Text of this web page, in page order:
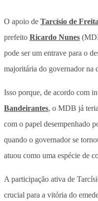
O apoio de Tarcísio de
prefeito Ricardo Nunes
pode ser um entrave para o
majoritária do governador na
Isso porque, de acordo com
Bandeirantes, o MDB já
com o papel desempenhado
quando o governador se
atuou como uma espécie de
A participação ativa de
crucial para a vitória do